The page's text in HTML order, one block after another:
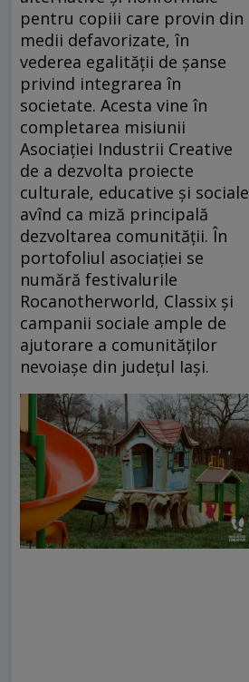
pentru copiii care provin din
medii defavorizate, în
vederea egalităţii de şanse
privind integrarea în
societate. Acesta vine în
completarea misiunii
Asociației Industrii Creative
de a dezvolta proiecte
culturale, educative și sociale
avînd ca miză principală
dezvoltarea comunității. În
portofoliul asociației se
numără festivalurile
Rocanotherworld, Classix și
campanii sociale ample de
ajutorare a comunităților
nevoiașe din județul Iași.